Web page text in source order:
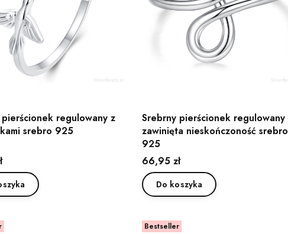
regulowany z
srebro 925
Srebrny pierścionek regulowany
zawinięta nieskończoność srebro
925
Cena
66,95 zł
Do koszyka
Bestseller